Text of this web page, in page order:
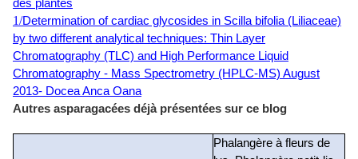
des plantes
1/Determination of cardiac glycosides in Scilla bifolia (Liliaceae)
by two different analytical techniques: Thin Layer
Chromatography (TLC) and High Performance Liquid
Chromatography - Mass Spectrometry (HPLC-MS) August
2013- Docea Anca Oana
Autres asparagacées déjà présentées sur ce blog
Phalangère à fleurs de